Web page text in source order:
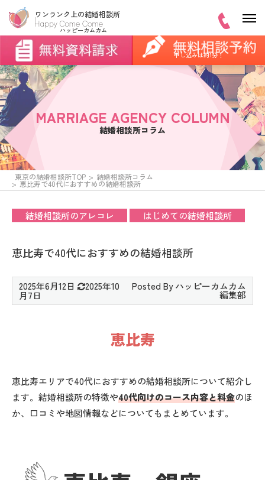
申し込みは約1分！
MARRIAGE AGENCY COLUMN
結婚相談所コラム
東京の結婚相談所TOP 結婚相談所コラム
恵比寿で40代におすすめの結婚相談所
結婚相談所のアレコレ はじめての結婚相談所
恵比寿で40代におすすめの結婚相談所
2025年6月12日 2025年10
月7日
恵比寿
恵比寿エリアで40代におすすめの結婚相談所について紹介し
ます。結婚相談所の特徴や40代向けのコース内容と料金のほ
か、口コミや地図情報などについてもまとめています。